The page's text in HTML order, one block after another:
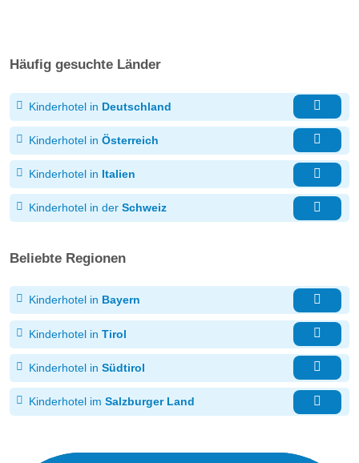
Häufig gesuchte Länder
Kinderhotel in Deutschland
Kinderhotel in Österreich
Kinderhotel in Italien
Kinderhotel in der Schweiz
Beliebte Regionen
Kinderhotel in Bayern
Kinderhotel in Tirol
Kinderhotel in Südtirol
Kinderhotel im Salzburger Land